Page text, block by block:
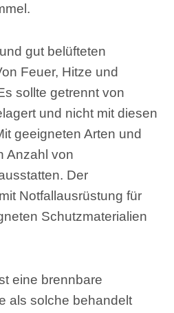
gut belüfteten
Feuer, Hitze und
sollte getrennt von
und nicht mit diesen
geeigneten Arten und
Anzahl von
Der
Notfallausrüstung für
Schutzmaterialien
eine brennbare
als solche behandelt